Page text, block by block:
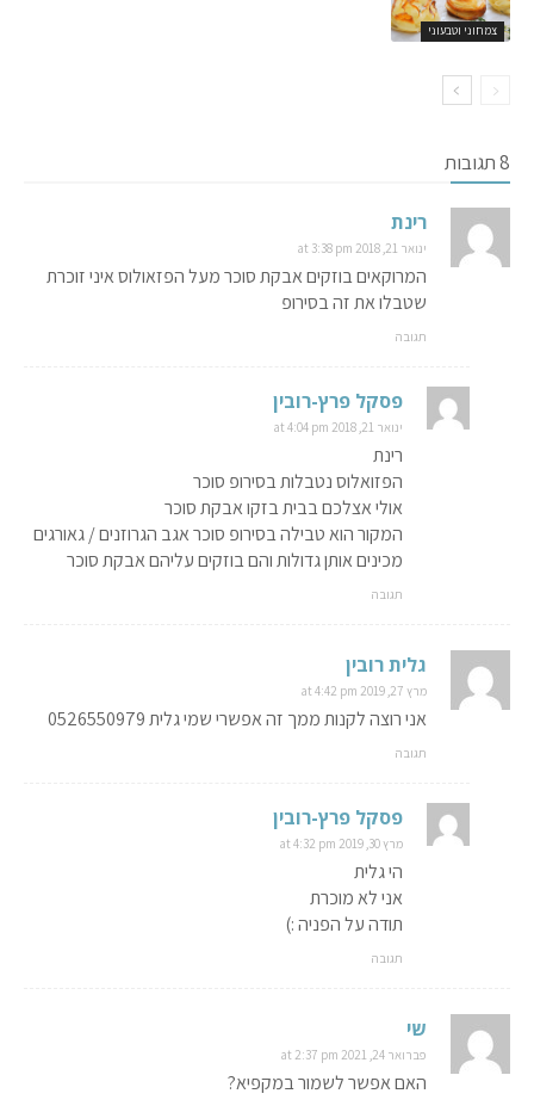
צמחוני וטבעוני
8 תגובות
רינת
ינואר 21, 2018 at 3:38 pm
המרוקאים בוזקים אבקת סוכר מעל הפזאולוס איני זוכרת
שטבלו את זה בסירופ
תגובה
פסקל פרץ-רובין
ינואר 21, 2018 at 4:04 pm
רינת
הפזואלוס נטבלות בסירופ סוכר
אולי אצלכם בבית בזקו אבקת סוכר
המקור הוא טבילה בסירופ סוכר אגב הגרוזנים / גאורגים
מכינים אותן גדולות והם בוזקים עליהם אבקת סוכר
תגובה
גלית רובין
מרץ 27, 2019 at 4:42 pm
אני רוצה לקנות ממך זה אפשרי שמי גלית 0526550979
תגובה
פסקל פרץ-רובין
מרץ 30, 2019 at 4:32 pm
הי גלית
אני לא מוכרת
תודה על הפניה :)
תגובה
שי
פברואר 24, 2021 at 2:37 pm
האם אפשר לשמור במקפיא?